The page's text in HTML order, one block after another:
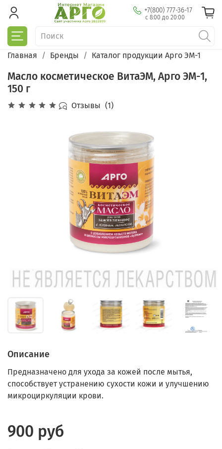
+7(800) 777-36-17
с 8:00 до 20:00
Главная Бренды Каталог продукции Арго ЭМ-1
Масло косметическое ВитаЭМ, Арго ЭМ-1,
150 г
Отзывы (1)
Описание
Предназначено для ухода за кожей после мытья,
способствует устранению сухости кожи и улучшению
микроциркуляции крови.
900 руб